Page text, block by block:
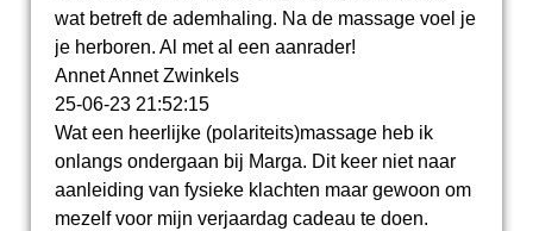
wat betreft de ademhaling. Na de massage voel je
je herboren. Al met al een aanrader!
Annet Annet Zwinkels
25-06-23 21:52:15
Wat een heerlijke (polariteits)massage heb ik
onlangs ondergaan bij Marga. Dit keer niet naar
aanleiding van fysieke klachten maar gewoon om
mezelf voor mijn verjaardag cadeau te doen.